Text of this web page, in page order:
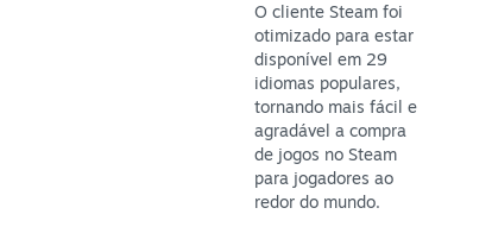
O cliente Steam foi
otimizado para estar
disponível em 29
idiomas populares,
tornando mais fácil e
agradável a compra
de jogos no Steam
para jogadores ao
redor do mundo.